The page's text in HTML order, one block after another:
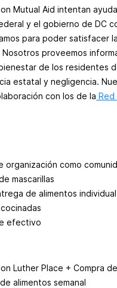
Mutual Aid intentan
y el gobierno de DC
para poder satisfacer
proveemos
de los residentes
estatal y negligencia.
con los de la Red
organización como
mascarillas
de alimentos individual
efectivo
Luther Place + Compra
alimentos semanal